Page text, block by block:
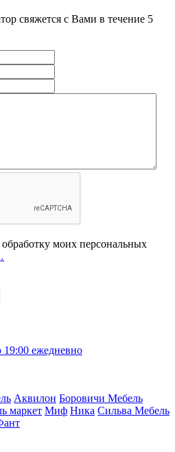
свяжется с Вами в течение 5
обработку моих персональных
19:00 ежедневно
Аквилон Боровичи Мебель
маркет Миф Ника Сильва Мебель